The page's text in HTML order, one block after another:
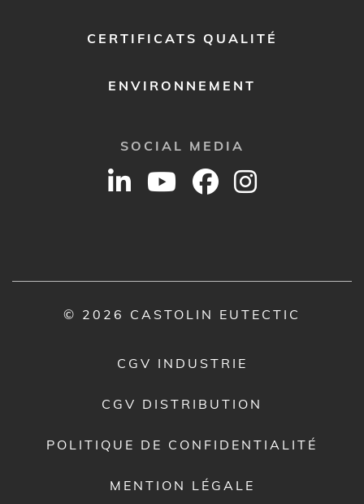
CERTIFICATS QUALITÉ
ENVIRONNEMENT
SOCIAL MEDIA
© 2026 CASTOLIN EUTECTIC
CGV INDUSTRIE
CGV DISTRIBUTION
POLITIQUE DE CONFIDENTIALITÉ
MENTION LÉGALE